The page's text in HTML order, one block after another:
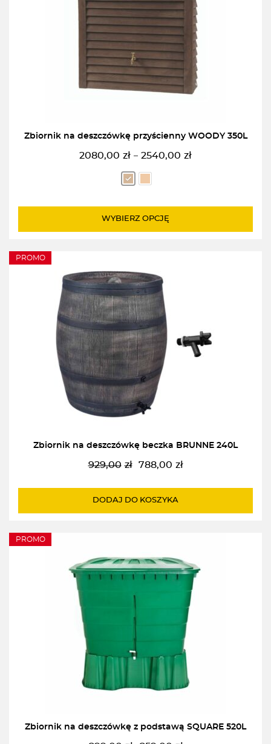
Zbiornik na deszczówkę przyścienny WOODY 350L
2080,00 zł – 2540,00 zł
Zakres
cen:
od
do
WYBIERZ OPCJĘ
PROMO
Zbiornik na deszczówkę beczka BRUNNE 240L
929,00 zł
Pierwotna
wynosiła:
788,00 zł
Aktualna
wynosi:
DODAJ DO KOSZYKA
PROMO
Zbiornik na deszczówkę z podstawą SQUARE 520L